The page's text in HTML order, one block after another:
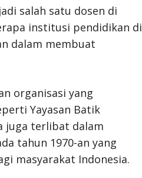
salah satu dosen di
institusi pendidikan di
dalam membuat
organisasi yang
Yayasan Batik
juga terlibat dalam
tahun 1970-an yang
masyarakat Indonesia.